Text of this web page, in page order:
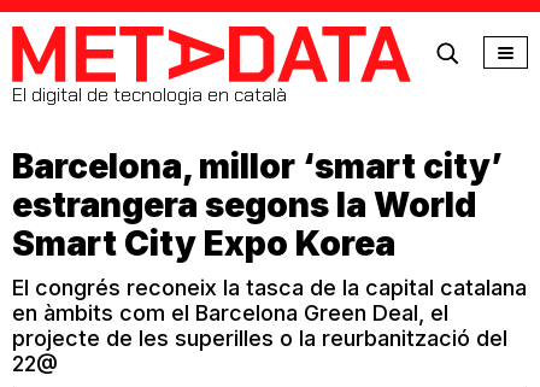
MetaData
El digital de tecnologia en català
Barcelona, millor ‘smart city’
estrangera segons la World
Smart City Expo Korea
El congrés reconeix la tasca de la capital catalana
en àmbits com el Barcelona Green Deal, el
projecte de les superilles o la reurbanització del
22@